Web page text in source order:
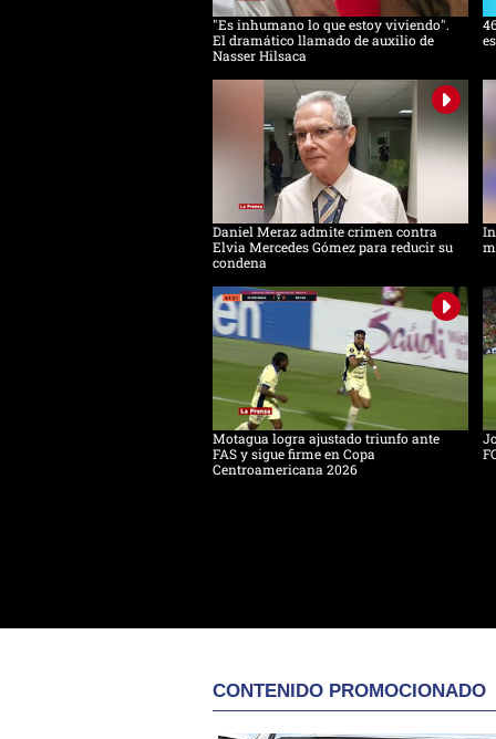
"Es inhumano lo que estoy viviendo".
El dramático llamado de auxilio de
Nasser Hilsaca
Daniel Meraz admite crimen contra
Elvia Mercedes Gómez para reducir su
condena
Motagua logra ajustado triunfo ante
FAS y sigue firme en Copa
Centroamericana 2026
CONTENIDO PROMOCIONADO